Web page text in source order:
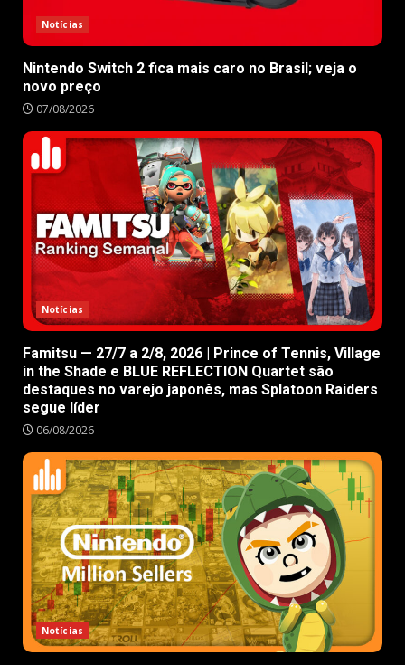
Notícias
Nintendo Switch 2 fica mais caro no Brasil; veja o
novo preço
07/08/2026
Notícias
Famitsu — 27/7 a 2/8, 2026 | Prince of Tennis, Village
in the Shade e BLUE REFLECTION Quartet são
destaques no varejo japonês, mas Splatoon Raiders
segue líder
06/08/2026
Notícias